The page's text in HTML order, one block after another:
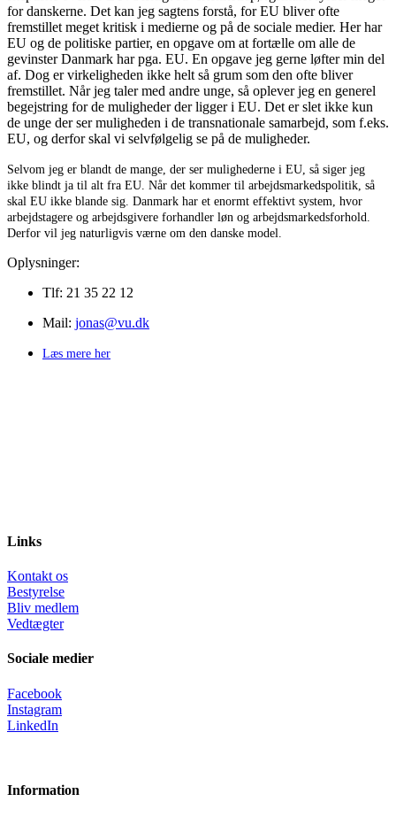
for danskerne. Det kan jeg sagtens forstå, for EU bliver ofte
fremstillet meget kritisk i medierne og på de sociale medier. Her har
EU og de politiske partier, en opgave om at fortælle om alle de
gevinster Danmark har pga. EU. En opgave jeg gerne løfter min del
af. Dog er virkeligheden ikke helt så grum som den ofte bliver
fremstillet. Når jeg taler med andre unge, så oplever jeg en generel
begejstring for de muligheder der ligger i EU. Det er slet ikke kun
de unge der ser muligheden i de transnationale samarbejd, som f.eks.
EU, og derfor skal vi selvfølgelig se på de muligheder.
Selvom jeg er blandt de mange, der ser mulighederne i EU, så siger jeg
ikke blindt ja til alt fra EU. Når det kommer til arbejdsmarkedspolitik, så
skal EU ikke blande sig. Danmark har et enormt effektivt system, hvor
arbejdstagere og arbejdsgivere forhandler løn og arbejdsmarkedsforhold.
Derfor vil jeg naturligvis værne om den danske model.
Oplysninger:
Tlf: 21 35 22 12
Mail: jonas@vu.dk
Læs mere her
Links
Kontakt os
Bestyrelse
Bliv medlem
Vedtægter
Sociale medier
Facebook
Instagram
LinkedIn
Information